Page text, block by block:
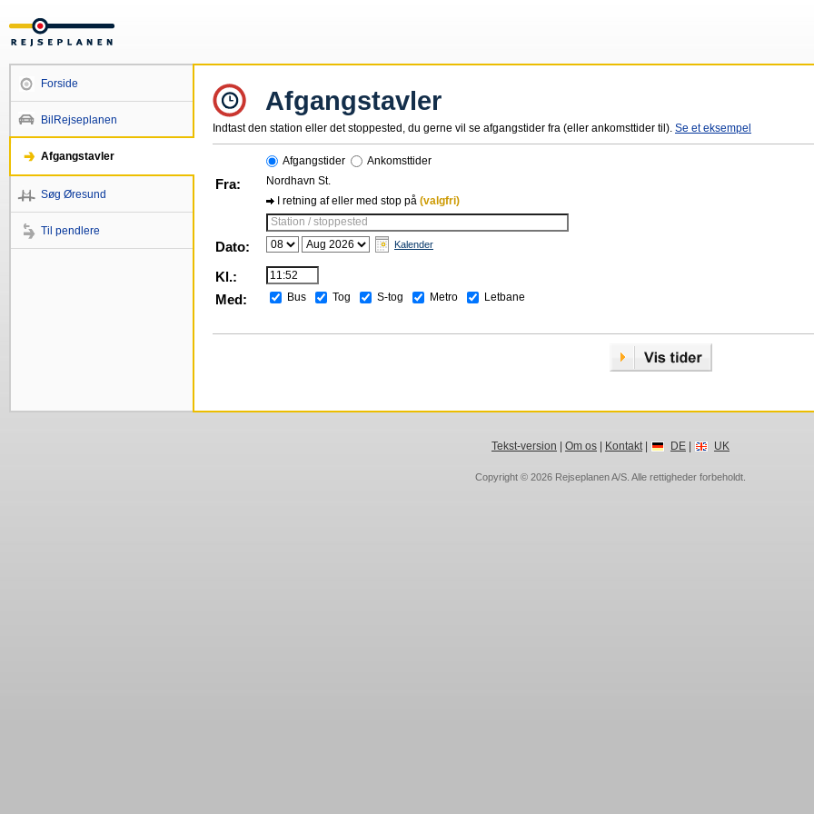
Forside
BilRejseplanen
Afgangstavler
Søg Øresund
Til pendlere
Afgangstavler
Indtast den station eller det stoppested, du gerne vil se afgangstider fra (eller ankomsttider til). Se et eksempel
Afgangstider Ankomsttider
Fra:
Nordhavn St.
I retning af eller med stop på (valgfri)
Station / stoppested
Dato: Kalender
Kl.:
Med:
Bus Tog S-tog Metro Letbane
Tekst-version Om os| Kontakt| DE| UK
Copyright © 2026 Rejseplanen A/S . Alle rettigheder forbeholdt.